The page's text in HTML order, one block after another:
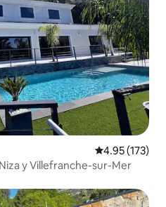
Calificación
4.95 (173)
y Villefranche-sur-Mer